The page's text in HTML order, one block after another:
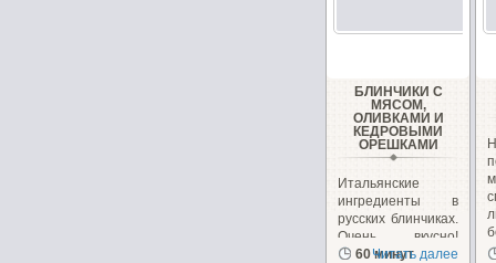
БЛИНЧИКИ С
МЯСОМ,
ОЛИВКАМИ И
КЕДРОВЫМИ
ОРЕШКАМИ
Итальянские
ингредиенты в
русских блинчиках.
Очень вкусно!
Необычно, на
60 минут
Читать далее